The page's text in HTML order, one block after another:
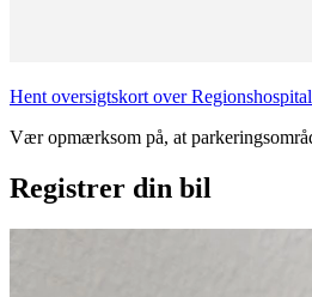
Hent oversigtskort over
Vær opmærksom på, at
Registrer din bil